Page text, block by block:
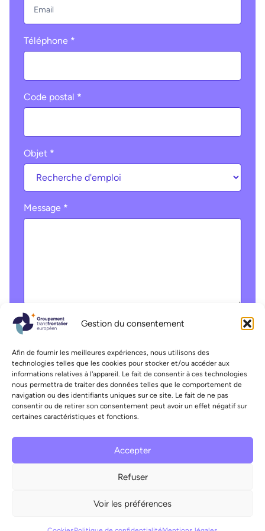
Gestion du consentement
Afin de fournir les meilleures expériences, nous utilisons des
technologies telles que les cookies pour stocker et/ou accéder aux
informations relatives à l'appareil. Le fait de consentir à ces technologies
nous permettra de traiter des données telles que le comportement de
navigation ou des identifiants uniques sur ce site. Le fait de ne pas
consentir ou de retirer son consentement peut avoir un effet négatif sur
certaines caractéristiques et fonctions.
Accepter
Refuser
Voir les préférences
CHF EUR
Téléphone *
Code postal *
Objet *
Message *
Liste déroulante
Envoyer
GTE 2026–Cookies–Mentions légales–Politique